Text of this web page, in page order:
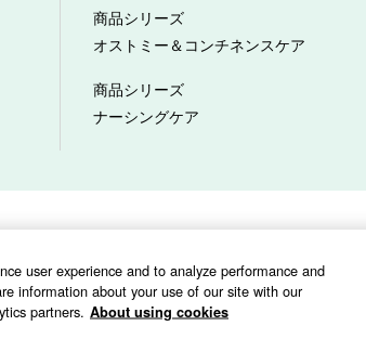
商品シリーズ
オストミー＆コンチネンスケア
商品シリーズ
ナーシングケア
user experience and to analyze performance and
information about your use of our site with our
partners. About using cookies